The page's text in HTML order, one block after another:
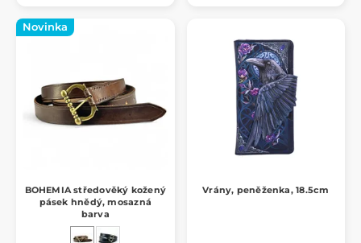
Novinka
BOHEMIA středověký kožený
pásek hnědý, mosazná
barva
Vrány, peněženka, 18.5cm